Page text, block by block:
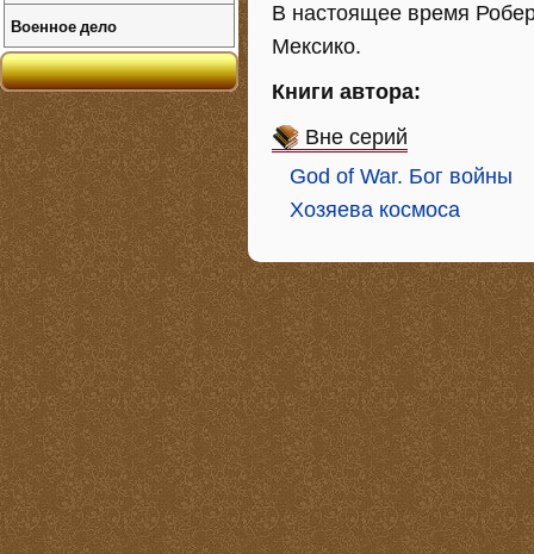
В настоящее время
Мексико.
Книги автора:
Вне серий
God of War. Бог войны
Хозяева космоса
Военное дело